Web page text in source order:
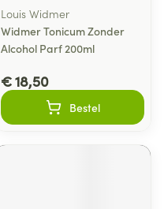
Louis Widmer
Widmer Tonicum Zonder
Alcohol Parf 200ml
€ 18,50
Bestel